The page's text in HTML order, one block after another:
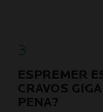
ESPREMER
CRAVOS
PENA?